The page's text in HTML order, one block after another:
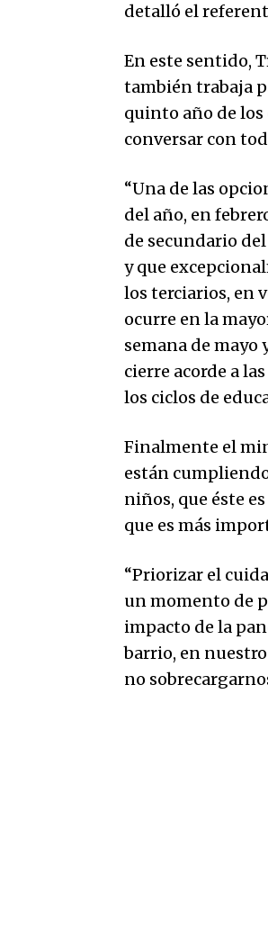
detalló el
En este sentido,
también trabaja
quinto año de
conversar con
“Una de las
del año, en
de secundario
y que
los terciarios, en
ocurre en la
semana de mayo
cierre acorde a
los ciclos de
Finalmente el
están
niños, que éste
que es más
“Priorizar el
un momento de
impacto de la
barrio, en
no